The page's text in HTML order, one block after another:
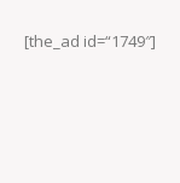
[the_ad id=“1749″]